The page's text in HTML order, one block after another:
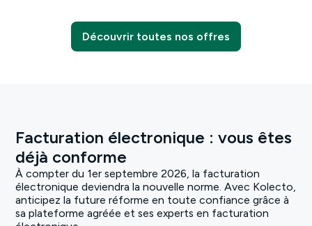
Découvrir toutes nos offres
Facturation électronique : vous êtes
déjà conforme
À compter du 1er septembre 2026, la facturation
électronique deviendra la nouvelle norme. Avec Kolecto,
anticipez la future réforme en toute confiance grâce à
sa plateforme agréée et ses experts en facturation